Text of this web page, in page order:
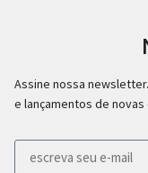
Assine nossa
e lançamentos de novas